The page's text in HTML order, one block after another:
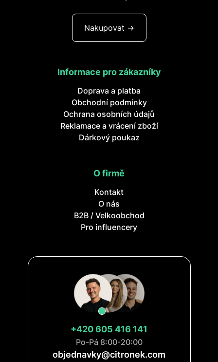
Nakupovat ->
Informace pro zákazníky
Doprava a platba
Obchodní podmínky
Ochrana osobních údajů
Reklamace a vrácení zboží
Dárkový poukaz
O firmě
Kontakt
O nás
B2B / Velkoobchod
Pro influencery
+420 605 416 141
Po-Pá 8:00-20:00
objednavky@citronek.com